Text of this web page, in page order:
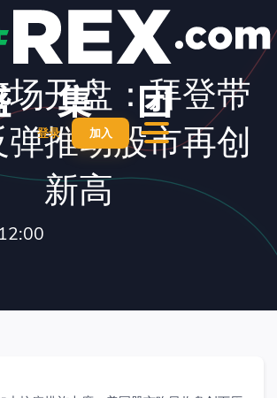
登录 加入
开盘：拜登带
推动股市再创
新高